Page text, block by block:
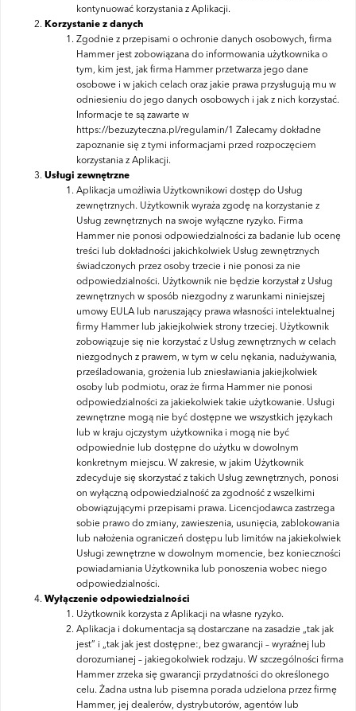
kontynuować korzystania z Aplikacji.
Korzystanie z danych
Zgodnie z przepisami o ochronie danych osobowych, firma
Hammer jest zobowiązana do informowania użytkownika o
tym, kim jest, jak firma Hammer przetwarza jego dane
osobowe i w jakich celach oraz jakie prawa przysługują mu w
odniesieniu do jego danych osobowych i jak z nich korzystać.
Informacje te są zawarte w
https://bezuzyteczna.pl/regulamin/1 Zalecamy dokładne
zapoznanie się z tymi informacjami przed rozpoczęciem
korzystania z Aplikacji.
Usługi zewnętrzne
Aplikacja umożliwia Użytkownikowi dostęp do Usług
zewnętrznych. Użytkownik wyraża zgodę na korzystanie z
Usług zewnętrznych na swoje wyłączne ryzyko. Firma
Hammer nie ponosi odpowiedzialności za badanie lub ocenę
treści lub dokładności jakichkolwiek Usług zewnętrznych
świadczonych przez osoby trzecie i nie ponosi za nie
odpowiedzialności. Użytkownik nie będzie korzystał z Usług
zewnętrznych w sposób niezgodny z warunkami niniejszej
umowy EULA lub naruszający prawa własności intelektualnej
firmy Hammer lub jakiejkolwiek strony trzeciej. Użytkownik
zobowiązuje się nie korzystać z Usług zewnętrznych w celach
niezgodnych z prawem, w tym w celu nękania, nadużywania,
prześladowania, grożenia lub zniesławiania jakiejkolwiek
osoby lub podmiotu, oraz że firma Hammer nie ponosi
odpowiedzialności za jakiekolwiek takie użytkowanie. Usługi
zewnętrzne mogą nie być dostępne we wszystkich językach
lub w kraju ojczystym użytkownika i mogą nie być
odpowiednie lub dostępne do użytku w dowolnym
konkretnym miejscu. W zakresie, w jakim Użytkownik
zdecyduje się skorzystać z takich Usług zewnętrznych, ponosi
on wyłączną odpowiedzialność za zgodność z wszelkimi
obowiązującymi przepisami prawa. Licencjodawca zastrzega
sobie prawo do zmiany, zawieszenia, usunięcia, zablokowania
lub nałożenia ograniczeń dostępu lub limitów na jakiekolwiek
Usługi zewnętrzne w dowolnym momencie, bez konieczności
powiadamiania Użytkownika lub ponoszenia wobec niego
odpowiedzialności.
Wyłączenie odpowiedzialności
Użytkownik korzysta z Aplikacji na własne ryzyko.
Aplikacja i dokumentacja są dostarczane na zasadzie „tak jak
jest” i „tak jak jest dostępne:, bez gwarancji – wyraźnej lub
dorozumianej – jakiegokolwiek rodzaju. W szczególności firma
Hammer zrzeka się gwarancji przydatności do określonego
celu. Żadna ustna lub pisemna porada udzielona przez firmę
Hammer, jej dealerów, dystrybutorów, agentów lub